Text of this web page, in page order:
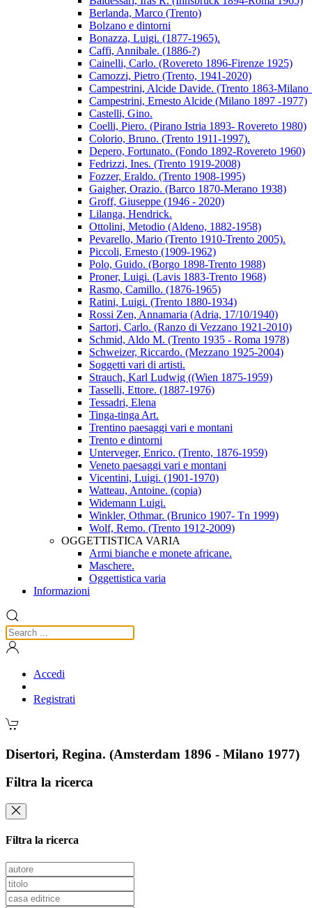
Berlanda, Marco (Trento)
Bolzano e dintorni
Bonazza, Luigi. (1877-1965).
Caffi, Annibale. (1886-?)
Cainelli, Carlo. (Rovereto 1896-Firenze 1925)
Camozzi, Pietro (Trento, 1941-2020)
Campestrini, Alcide Davide. (Trento 1863-Milano
Campestrini, Ernesto Alcide (Milano 1897 -1977)
Castelli, Gino.
Coelli, Piero. (Pirano Istria 1893- Rovereto 1980)
Colorio, Bruno. (Trento 1911-1997).
Depero, Fortunato. (Fondo 1892-Rovereto 1960)
Fedrizzi, Ines. (Trento 1919-2008)
Fozzer, Eraldo. (Trento 1908-1995)
Gaigher, Orazio. (Barco 1870-Merano 1938)
Groff, Giuseppe (1946 - 2020)
Lilanga, Hendrick.
Ottolini, Metodio (Aldeno, 1882-1958)
Pevarello, Mario (Trento 1910-Trento 2005).
Piccoli, Ernesto (1909-1962)
Polo, Guido. (Borgo 1898-Trento 1988)
Proner, Luigi. (Lavis 1883-Trento 1968)
Rasmo, Camillo. (1876-1965)
Ratini, Luigi. (Trento 1880-1934)
Rossi Zen, Annamaria (Adria, 17/10/1940)
Sartori, Carlo. (Ranzo di Vezzano 1921-2010)
Schmid, Aldo M. (Trento 1935 - Roma 1978)
Schweizer, Riccardo. (Mezzano 1925-2004)
Soggetti vari di artisti.
Strauch, Karl Ludwig ((Wien 1875-1959)
Tasselli, Ettore. (1887-1976)
Tessadri, Elena
Tinga-tinga Art.
Trentino paesaggi vari e montani
Trento e dintorni
Unterveger, Enrico. (Trento, 1876-1959)
Veneto paesaggi vari e montani
Vicentini, Luigi. (1901-1970)
Watteau, Antoine. (copia)
Widemann Luigi.
Winkler, Othmar. (Brunico 1907- Tn 1999)
Wolf, Remo. (Trento 1912-2009)
OGGETTISTICA VARIA
Armi bianche e monete africane.
Maschere.
Oggettistica varia
Informazioni
Accedi
Registrati
Disertori, Regina. (Amsterdam 1896 - Milano 1977)
Filtra la ricerca
Filtra la ricerca